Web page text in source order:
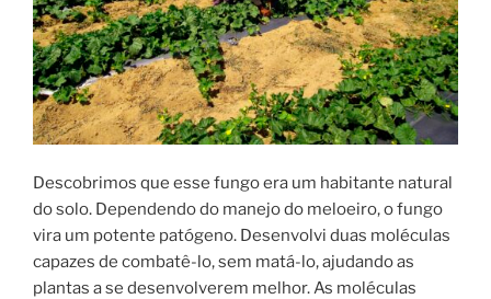
Descobrimos que esse fungo era um habitante natural
do solo. Dependendo do manejo do meloeiro, o fungo
vira um potente patógeno. Desenvolvi duas moléculas
capazes de combatê-lo, sem matá-lo, ajudando as
plantas a se desenvolverem melhor. As moléculas